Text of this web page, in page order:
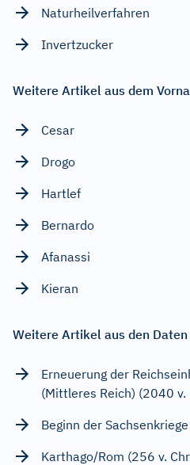
Naturheilverfahren
Invertzucker
Weitere Artikel aus dem
Cesar
Drogo
Hartlef
Bernardo
Afanassi
Kieran
Weitere Artikel aus den
Erneuerung der
(Mittleres Reich) (2040 v.
Beginn der
Karthago/Rom (256 v.